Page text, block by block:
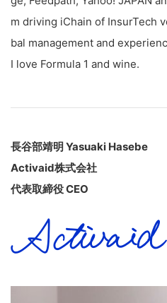
m driving iChain of InsurTech
bal management and
I love Formula 1 and wine.
長谷部靖明 Yasuaki Hasebe
Activaid株式会社
代表取締役 CEO